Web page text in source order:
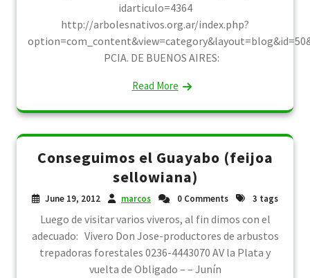
idarticulo=4364
http://arbolesnativos.org.ar/index.php?
PCIA. DE BUENOS AIRES:
Read More
Conseguimos el Guayabo (feijoa
sellowiana)
June 19, 2012 marcos 0 Comments 3 tags
Luego de visitar varios viveros, al fin dimos con el
adecuado: Vivero Don Jose-productores de arbustos
trepadoras forestales 0236-4443070 AV la Plata y
vuelta de Obligado – – Junín